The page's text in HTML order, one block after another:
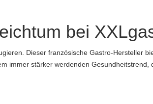
bei
Dieser französische Gastro-Hersteller
immer stärker werdenden Gesundheitstrend,